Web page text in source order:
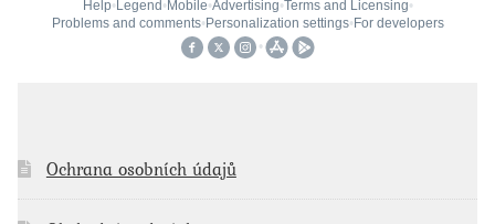
Ochrana osobních údajů